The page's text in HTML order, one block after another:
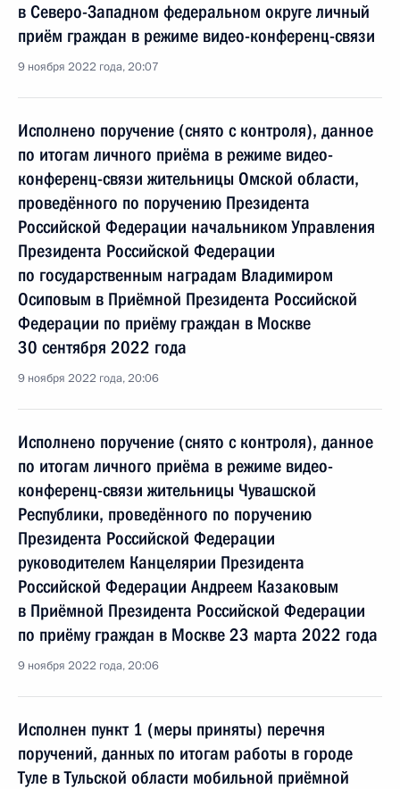
в Северо-Западном федеральном округе личный
приём граждан в режиме видео-конференц-связи
9 ноября 2022 года, 20:07
Исполнено поручение (снято с контроля), данное
по итогам личного приёма в режиме видео-
конференц-связи жительницы Омской области,
проведённого по поручению Президента
Российской Федерации начальником Управления
Президента Российской Федерации
по государственным наградам Владимиром
Осиповым в Приёмной Президента Российской
Федерации по приёму граждан в Москве
30 сентября 2022 года
9 ноября 2022 года, 20:06
Исполнено поручение (снято с контроля), данное
по итогам личного приёма в режиме видео-
конференц-связи жительницы Чувашской
Республики, проведённого по поручению
Президента Российской Федерации
руководителем Канцелярии Президента
Российской Федерации Андреем Казаковым
в Приёмной Президента Российской Федерации
по приёму граждан в Москве 23 марта 2022 года
9 ноября 2022 года, 20:06
Исполнен пункт 1 (меры приняты) перечня
поручений, данных по итогам работы в городе
Туле в Тульской области мобильной приёмной